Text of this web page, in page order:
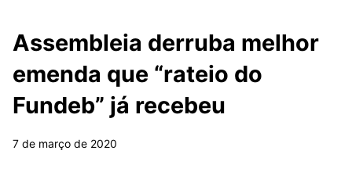
Assembleia derruba melhor
emenda que “rateio do
Fundeb” já recebeu
7 de março de 2020